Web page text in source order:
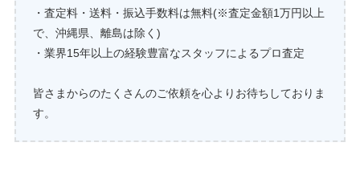
・査定料・送料・振込手数料は無料(※査定金額1万円以上
で、沖縄県、離島は除く)
・業界15年以上の経験豊富なスタッフによるプロ査定
皆さまからのたくさんのご依頼を心よりお待ちしておりま
す。